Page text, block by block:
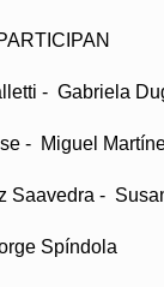
- Gabriela
- Miguel
Saavedra -
Spíndola